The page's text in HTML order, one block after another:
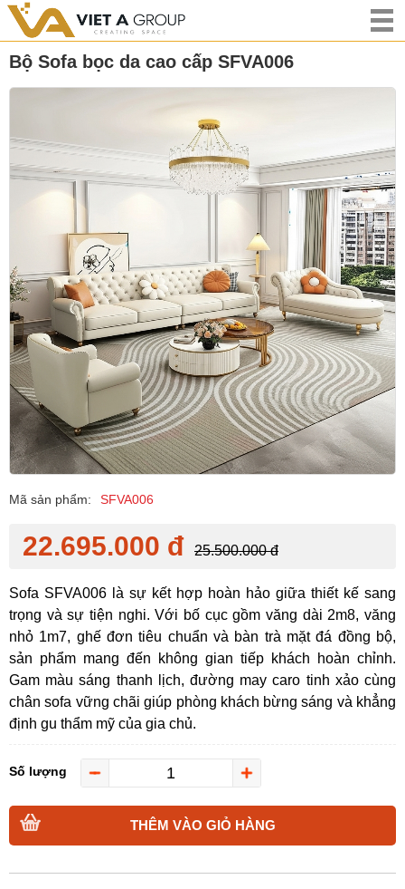
Bộ Sofa bọc da cao cấp SFVA006
Mã sản phẩm: SFVA006
22.695.000 đ 25.500.000 đ
Sofa SFVA006 là sự kết hợp hoàn hảo giữa thiết kế sang
trọng và sự tiện nghi. Với bố cục gồm văng dài 2m8, văng
nhỏ 1m7, ghế đơn tiêu chuẩn và bàn trà mặt đá đồng bộ,
sản phẩm mang đến không gian tiếp khách hoàn chỉnh.
Gam màu sáng thanh lịch, đường may caro tinh xảo cùng
chân sofa vững chãi giúp phòng khách bừng sáng và khẳng
định gu thẩm mỹ của gia chủ.
Số lượng
THÊM VÀO GIỎ HÀNG